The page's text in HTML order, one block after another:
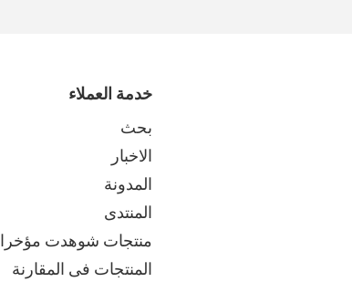
خدمة العملاء
بحث
الاخبار
المدونة
المنتدى
منتجات شوهدت مؤخرا
المنتجات فى المقارنة